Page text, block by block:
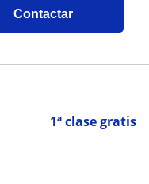
Contactar
1ª clase gratis